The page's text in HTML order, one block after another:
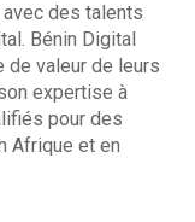
des talents
Bénin Digital
de valeur de leurs
expertise à
pour des
Afrique et en